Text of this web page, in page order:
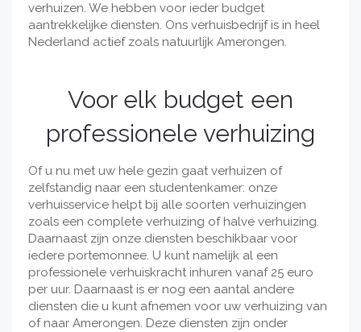
verhuizen. We hebben voor ieder budget
aantrekkelijke diensten. Ons verhuisbedrijf is in heel
Nederland actief zoals natuurlijk Amerongen.
Voor elk budget een
professionele verhuizing
Of u nu met uw hele gezin gaat verhuizen of
zelfstandig naar een studentenkamer: onze
verhuisservice helpt bij alle soorten verhuizingen
zoals een complete verhuizing of halve verhuizing.
Daarnaast zijn onze diensten beschikbaar voor
iedere portemonnee. U kunt namelijk al een
professionele verhuiskracht inhuren vanaf 25 euro
per uur. Daarnaast is er nog een aantal andere
diensten die u kunt afnemen voor uw verhuizing van
of naar Amerongen. Deze diensten zijn onder